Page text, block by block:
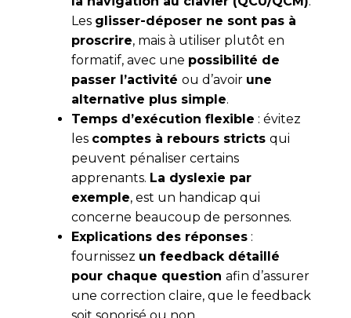
Les glisser-déposer ne sont pas à
proscrire, mais à utiliser plutôt en
formatif, avec une possibilité de
passer l’activité ou d’avoir une
alternative plus simple.
Temps d’exécution flexible : évitez
les comptes à rebours stricts qui
peuvent pénaliser certains
apprenants. La dyslexie par
exemple, est un handicap qui
concerne beaucoup de personnes.
Explications des réponses :
fournissez un feedback détaillé
pour chaque question afin d’assurer
une correction claire, que le feedback
soit sonorisé ou non.